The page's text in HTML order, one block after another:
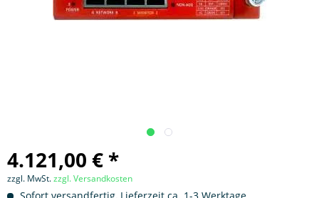
4.121,00 € *
zzgl. MwSt.zzgl. Versandkosten